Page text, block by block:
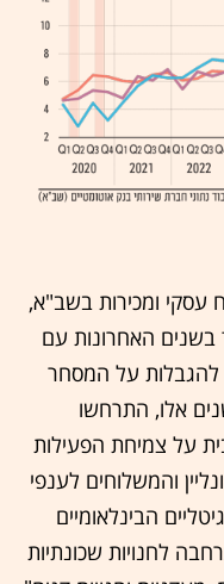
עסקי ומכירות בשב"א,
האחרונות עם
להגבלות על המסחר
אלו, התרחשו
על צמיחת הפעילות
והמשלוחים לענפי
הבינלאומיים
לחנויות שכונתיות